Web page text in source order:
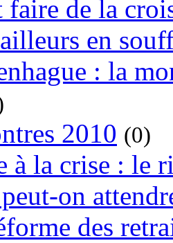
faire de la
en
: la
2010 (0)
à la crise : le
on
des